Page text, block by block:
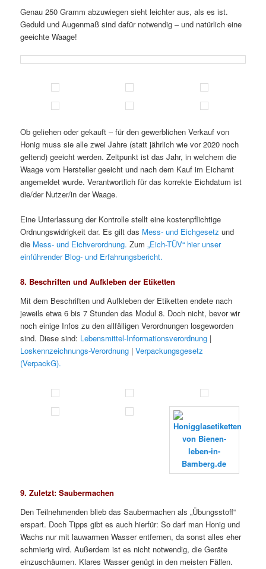
Genau 250 Gramm abzuwiegen sieht leichter aus, als es ist.
Geduld und Augenmaß sind dafür notwendig – und natürlich eine
geeichte Waage!
Ob geliehen oder gekauft – für den gewerblichen Verkauf von
Honig muss sie alle zwei Jahre (statt jährlich wie vor 2020 noch
geltend) geeicht werden. Zeitpunkt ist das Jahr, in welchem die
Waage vom Hersteller geeicht und nach dem Kauf im Eichamt
angemeldet wurde. Verantwortlich für das korrekte Eichdatum ist
die/der Nutzer/in der Waage.
Eine Unterlassung der Kontrolle stellt eine kostenpflichtige
Ordnungswidrigkeit dar. Es gilt das Mess- und Eichgesetz und
die Mess- und Eichverordnung. Zum„Eich-TÜV“ hier unser
einführender Blog- und Erfahrungsbericht.
8. Beschriften und Aufkleben der Etiketten
Mit dem Beschriften und Aufkleben der Etiketten endete nach
jeweils etwa 6 bis 7 Stunden das Modul 8. Doch nicht, bevor wir
noch einige Infos zu den allfälligen Verordnungen losgeworden
sind. Diese sind: Lebensmittel-Informationsverordnung |
Loskennzeichnungs-Verordnung |Verpackungsgesetz
(VerpackG).
9. Zuletzt: Saubermachen
Den Teilnehmenden blieb das Saubermachen als „Übungsstoff“
erspart. Doch Tipps gibt es auch hierfür: So darf man Honig und
Wachs nur mit lauwarmen Wasser entfernen, da sonst alles eher
schmierig wird. Außerdem ist es nicht notwendig, die Geräte
einzuschäumen. Klares Wasser genügt in den meisten Fällen.